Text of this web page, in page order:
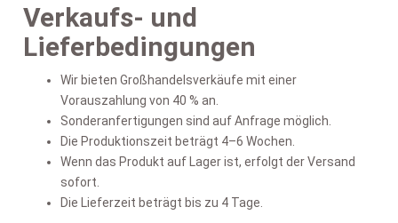
Verkaufs- und
Lieferbedingungen
Wir bieten Großhandelsverkäufe mit einer
Vorauszahlung von 40 % an.
Sonderanfertigungen sind auf Anfrage möglich.
Die Produktionszeit beträgt 4–6 Wochen.
Wenn das Produkt auf Lager ist, erfolgt der Versand
sofort.
Die Lieferzeit beträgt bis zu 4 Tage.